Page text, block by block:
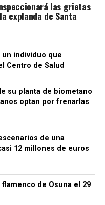
17:30 horas, la
escenario de la
por el
de la asociación
Amanecer”, en una
el ambiente de Fin
se cerrará el sábado
musical “La
Marchena, también
y el mismo sistema
las grietas
explanda de Santa
un individuo que
Centro de Salud
su planta de biometano
optan por frenarlas
de una
12 millones de euros
de Osuna el 29